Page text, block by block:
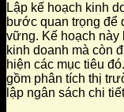
Lập kế hoạch kinh
bước quan trọng để
vững. Kế hoạch này
kinh doanh mà còn
hiện các mục tiêu
gồm phân tích thị
lập ngân sách chi